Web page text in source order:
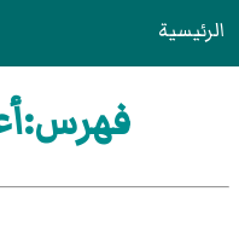
الرئيسية